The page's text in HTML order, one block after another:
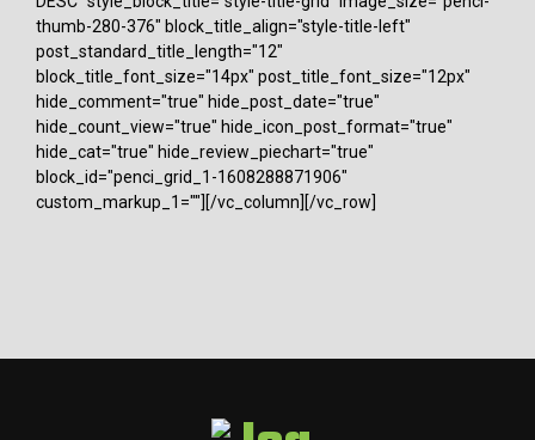
thumb-280-376" block_title_align="style-title-left"
post_standard_title_length="12"
block_title_font_size="14px" post_title_font_size="12px"
hide_comment="true" hide_post_date="true"
hide_count_view="true" hide_icon_post_format="true"
hide_cat="true" hide_review_piechart="true"
block_id="penci_grid_1-1608288871906"
custom_markup_1=""][/vc_column][/vc_row]